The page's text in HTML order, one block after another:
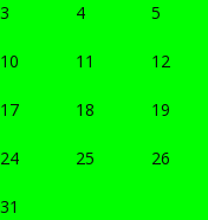
3 4 5
10 11 12
17 18 19
24 25 26
31